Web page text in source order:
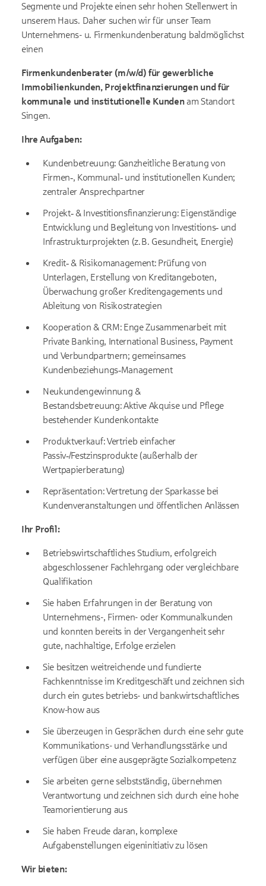
Segmente und Projekte einen sehr hohen Stellenwert in
unserem Haus. Daher suchen wir für unser Team
Unternehmens- u. Firmenkundenberatung baldmöglichst
einen
Firmenkundenberater (m/w/d) für gewerbliche
Immobilienkunden, Projektfinanzierungen und für
kommunale und institutionelle Kundenam Standort
Singen.
Ihre Aufgaben:
Kundenbetreuung: Ganzheitliche Beratung von
Firmen‑, Kommunal‑ und institutionellen Kunden;
zentraler Ansprechpartner
Projekt‑ & Investitionsfinanzierung: Eigenständige
Entwicklung und Begleitung von Investitions‑ und
Infrastrukturprojekten (z. B. Gesundheit, Energie)
Kredit‑ & Risikomanagement: Prüfung von
Unterlagen, Erstellung von Kreditangeboten,
Überwachung großer Kreditengagements und
Ableitung von Risikostrategien
Kooperation & CRM: Enge Zusammenarbeit mit
Private Banking, International Business, Payment
und Verbundpartnern; gemeinsames
Kundenbeziehungs‑Management
Neukundengewinnung &
Bestandsbetreuung: Aktive Akquise und Pflege
bestehender Kundenkontakte
Produktverkauf: Vertrieb einfacher
Passiv‑/Festzinsprodukte (außerhalb der
Wertpapierberatung)
Repräsentation: Vertretung der Sparkasse bei
Kundenveranstaltungen und öffentlichen Anlässen
Ihr Profil:
Betriebswirtschaftliches Studium, erfolgreich
abgeschlossener Fachlehrgang oder vergleichbare
Qualifikation
Sie haben Erfahrungen in der Beratung von
Unternehmens-, Firmen- oder Kommunalkunden
und konnten bereits in der Vergangenheit sehr
gute, nachhaltige, Erfolge erzielen
Sie besitzen weitreichende und fundierte
Fachkenntnisse im Kreditgeschäft und zeichnen sich
durch ein gutes betriebs- und bankwirtschaftliches
Know-how aus
Sie überzeugen in Gesprächen durch eine sehr gute
Kommunikations- und Verhandlungsstärke und
verfügen über eine ausgeprägte Sozialkompetenz
Sie arbeiten gerne selbstständig, übernehmen
Verantwortung und zeichnen sich durch eine hohe
Teamorientierung aus
Sie haben Freude daran, komplexe
Aufgabenstellungen eigeninitiativ zu lösen
Wir bieten: